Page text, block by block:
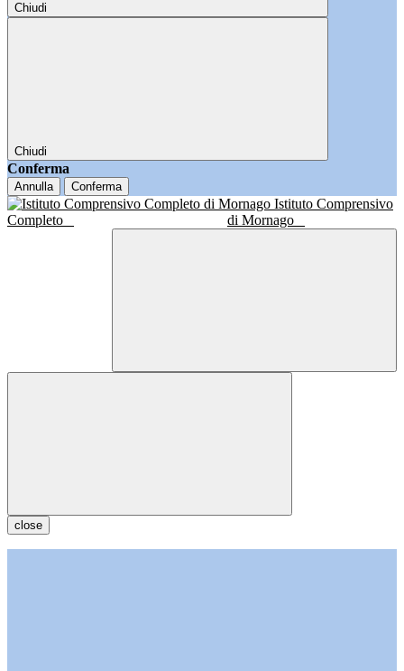
Chiudi
Chiudi
Conferma
Annulla Conferma
Istituto Comprensivo
Completo
di Mornago
close